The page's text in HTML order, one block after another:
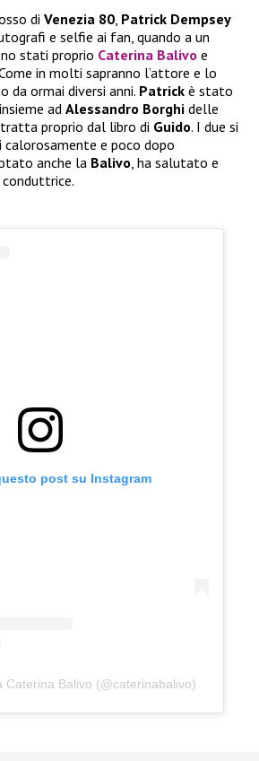
di Venezia 80, Patrick Dempsey
e selfie ai fan, quando a un
stati proprio Caterina Balivo e
in molti sapranno l’attore e lo
da ormai diversi anni. Patrick è stato
ad Alessandro Borghi delle
proprio dal libro di Guido. I due si
calorosamente e poco dopo
anche la Balivo, ha salutato e
post su Instagram
Caterina Balivo (@caterinabalivo)